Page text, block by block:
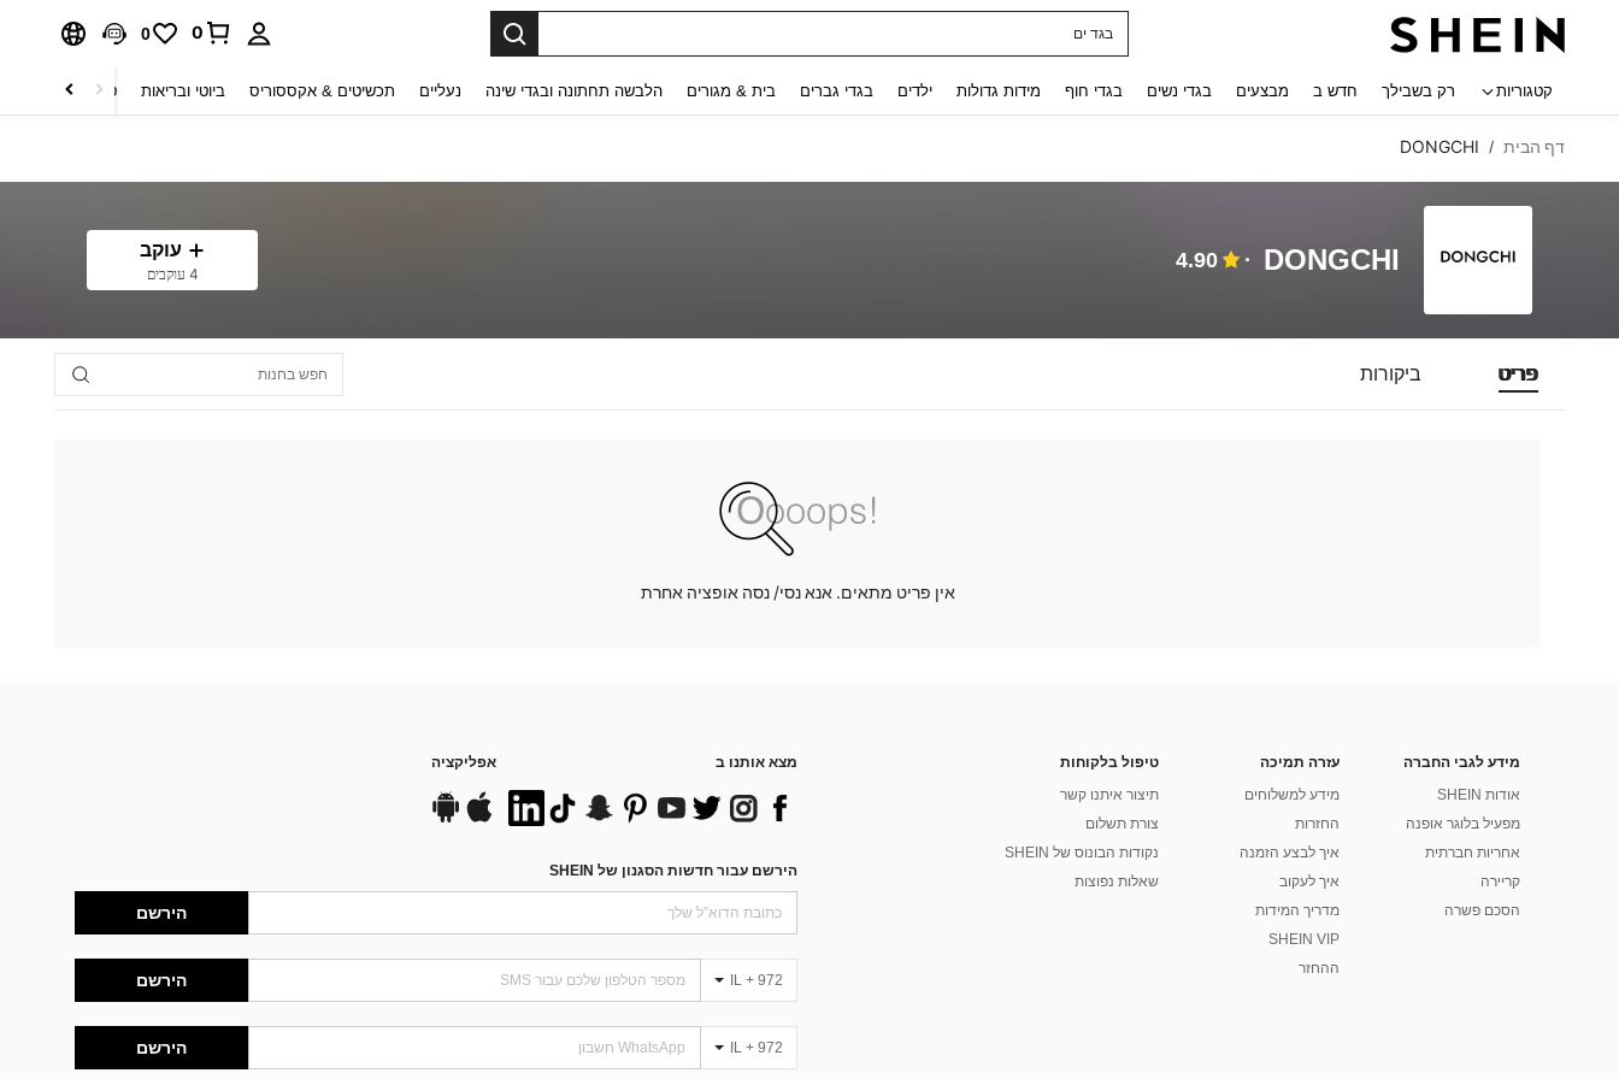
בגד ים
0
0
קטגוריות רק בשבילך חדש ב מבצעים בגדי נשים בגדי חוף מידות גדולות ילדים בגדי גברים בית & מגורים הלבשה תחתונה ובגדי שינה נעליים תכשיטים & אקססוריס ביוטי ובריאות טקסטיל לבית
דף הבית /
DONGCHI
DONGCHI
4.90 עוקב
4 עוקבים
פריט ביקורות
אין פריט מתאים. אנא נסי/ נסה אופציה אחרת
מידע לגבי החברה
אודות SHEIN
מפעיל בלוגר אופנה
אחריות חברתית
קריירה
הסכם פשרה
עזרה תמיכה
מידע למשלוחים
החזרות
איך לבצע הזמנה
איך לעקוב
מדריך המידות
SHEIN VIP
ההחזר
טיפול בלקוחות
תיצור איתנו קשר
צורת תשלום
נקודות הבונוס של SHEIN
שאלות נפוצות
מצא אותנו ב אפליקציה
הירשם עבור חדשות הסגנון של SHEIN
הירשם
IL + 972 הירשם
IL + 972 הירשם